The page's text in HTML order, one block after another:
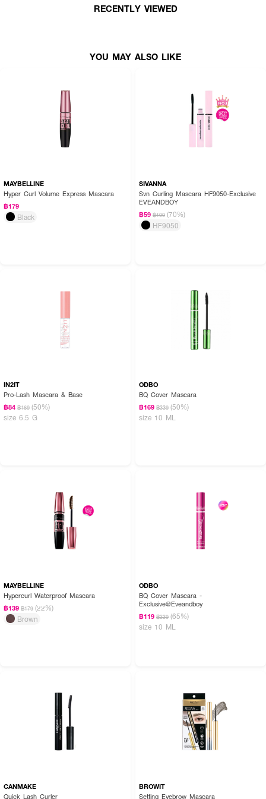
● Smudge-Resistant & Long-Lasting สูตรกันเลอะ ล็อคขนตาให้คงรูปสวย คม
แม้ขนตาเส้นเล็กหรือขนตาล่าง
● มอบขนตาที่เรียงเส้นสวยงามเป็นธรรมชาติ ไม่จับตัวเป็นก้อน
● FDA Registration no. 10-2-6800036004
● แนะนำให้ปัดซ้ำหากต้องการเพิ่มความหนาและความยาวให้ดวงตาดูโดดเด่นยิ่งขึ้น
● สามารถใช้หัวแปรงอีกฝั่งปัดเก็บรายละเอียดที่ขนตาล่างและขนตาเส้นเล็กได้อย่าง
GLYCERYL PALMITATE, PROPYLENE GLYCOL, POLYISOBUTENE,
PALMITIC ACID, GLYCERYL STEARATE, ACRYLATES COPOLYMER,
STEARIC ACID, PARAFFIN, ACACIA SENEGAL GUM, VP/EICOSENE
COPOLYMER, AMINOMETHYL PROPANOL, PHENOXYETHANOL,
POLYSORBATE, GLYCERIN, ETHYLHEXYLGLYCERIN, CAPRYLYL
GLYCOL, TOCOPHERYL ACETATE, CI 77499
FAQ:
● ปัดแล้วจะเลอะหรือเยิ้มระหว่างวันไหม? ไม่เลอะอย่างแน่นอน เพราะตัวนี้มี
คุณสมบัติ Smudge-Resistant ที่ช่วยป้องกันการเลอะและกันเปื้อน ล็อคให้ขนตา
เปิดสปอตไลท์ให้ดวงตาคู่สวยด้วยขนตางอนหนาไร้ที่ติในทุกวัน 👁️💖 ขนตายาวเด้ง
เรียงเส้นสวย ไม่เลอะ มั่นใจได้ทุกมุมมอง
RECENTLY VIEWED
YOU MAY ALSO LIKE
MAYBELLINE
Hyper Curl Volume Express Mascara
฿179
Black
SIVANNA
Svn Curling Mascara HF9050-Exclusive
EVEANDBOY
฿59 ฿199 (70%)
HF9050
IN2IT
Pro-Lash Mascara & Base
฿84 ฿169 (50%)
size 6.5 G
ODBO
BQ Cover Mascara
฿169 ฿339 (50%)
size 10 ML
MAYBELLINE
Hypercurl Waterproof Mascara
฿139 ฿179 (22%)
Brown
ODBO
BQ Cover Mascara -
Exclusive@Eveandboy
฿119 ฿339 (65%)
size 10 ML
CANMAKE
Quick Lash Curler
BROWIT
Setting Eyebrow Mascara